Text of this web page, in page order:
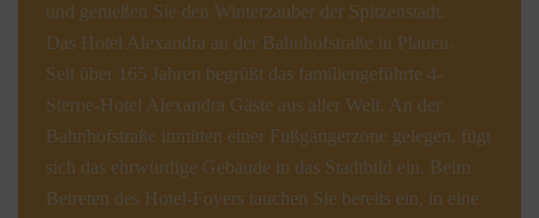
und genießen Sie den Winterzauber der Spitzenstadt.
Das Hotel Alexandra an der Bahnhofstraße in Plauen.
Seit über 165 Jahren begrüßt das familiengeführte 4-
Sterne-Hotel Alexandra Gäste aus aller Welt. An der
Bahnhofstraße inmitten einer Fußgängerzone gelegen, fügt
sich das ehrwürdige Gebäude in das Stadtbild ein. Beim
Betreten des Hotel-Foyers tauchen Sie bereits ein, in eine